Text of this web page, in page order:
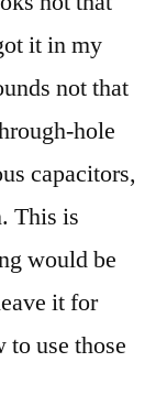
it in my
not that
hole
capacitors,
This is
would be
it for
to use those